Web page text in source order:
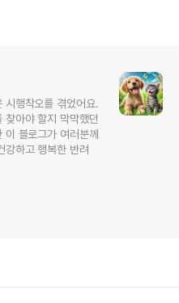
시행착오를 겪었어요.
찾아야 할지 막막했던
블로그가 여러분께
강하고 행복한 반려